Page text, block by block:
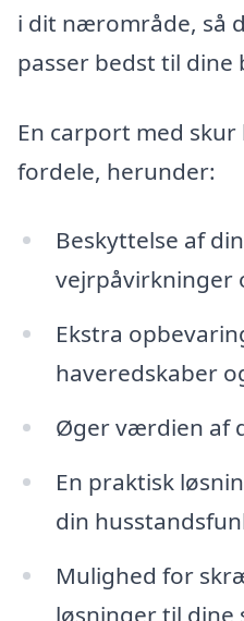
i dit nærområde, så
passer bedst til dine
En carport med
fordele, herunder:
Beskyttelse af
vejrpåvirkninger
Ekstra
haveredskaber
Øger værdien af
En praktisk
din
Mulighed for
løsninger til dine